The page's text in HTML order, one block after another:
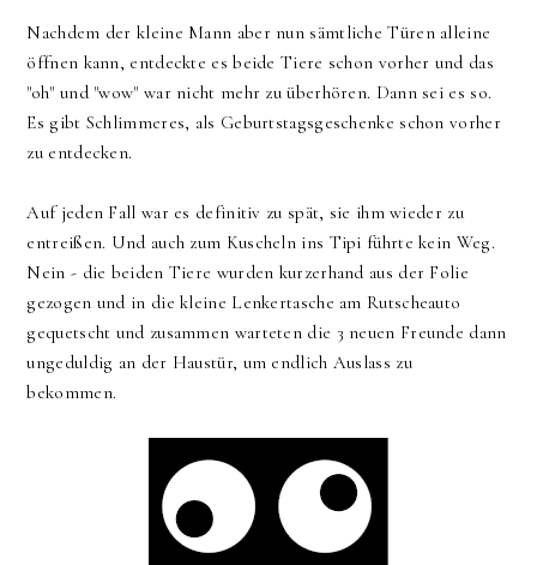
Nachdem der kleine Mann aber nun sämtliche Türen alleine
öffnen kann, entdeckte es beide Tiere schon vorher und das
"oh" und "wow" war nicht mehr zu überhören. Dann sei es so.
Es gibt Schlimmeres, als Geburtstagsgeschenke schon vorher
zu entdecken.
Auf jeden Fall war es definitiv zu spät, sie ihm wieder zu
entreißen. Und auch zum Kuscheln ins Tipi führte kein Weg.
Nein - die beiden Tiere wurden kurzerhand aus der Folie
gezogen und in die kleine Lenkertasche am Rutscheauto
gequetscht und zusammen warteten die 3 neuen Freunde dann
ungeduldig an der Haustür, um endlich Auslass zu
bekommen.